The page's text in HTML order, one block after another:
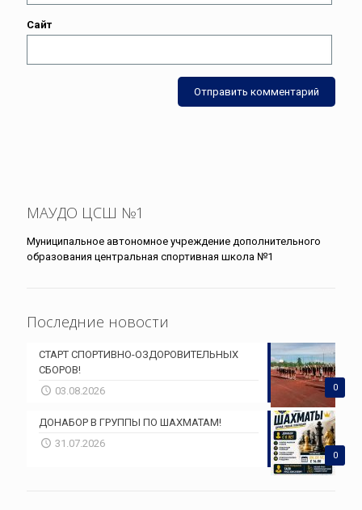
Сайт
МАУДО ЦСШ №1
Муниципальное автономное учреждение дополнительного
образования центральная спортивная школа №1
Последние новости
0
СТАРТ СПОРТИВНО-ОЗДОРОВИТЕЛЬНЫХ
СБОРОВ!
03.08.2026
0
ДОНАБОР В ГРУППЫ ПО ШАХМАТАМ!
31.07.2026